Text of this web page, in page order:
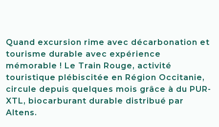
Quand excursion rime avec décarbonation et
tourisme durable avec expérience
mémorable ! Le Train Rouge, activité
touristique plébiscitée en Région Occitanie,
circule depuis quelques mois grâce à du PUR-
XTL, biocarburant durable distribué par
Altens.